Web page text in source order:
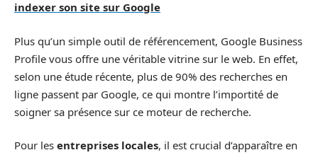
indexer son site sur Google
Plus qu’un simple outil de référencement, Google Business
Profile vous offre une véritable vitrine sur le web. En effet,
selon une étude récente, plus de 90% des recherches en
ligne passent par Google, ce qui montre l’importité de
soigner sa présence sur ce moteur de recherche.
Pour les entreprises locales, il est crucial d’apparaître en